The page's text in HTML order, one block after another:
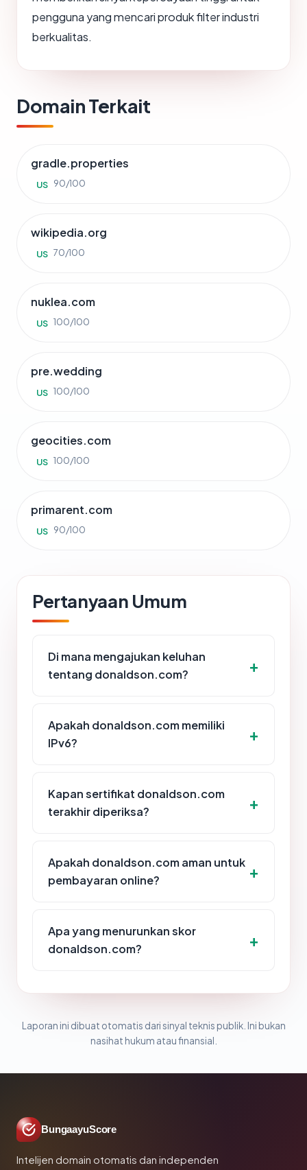
pengguna yang mencari produk filter industri
berkualitas.
Domain Terkait
gradle.properties
US 90/100
wikipedia.org
US 70/100
nuklea.com
US 100/100
pre.wedding
US 100/100
geocities.com
US 100/100
primarent.com
US 90/100
Pertanyaan Umum
Di mana mengajukan keluhan
tentang donaldson.com?
Apakah donaldson.com memiliki
IPv6?
Kapan sertifikat donaldson.com
terakhir diperiksa?
Apakah donaldson.com aman untuk
pembayaran online?
Apa yang menurunkan skor
donaldson.com?
Laporan ini dibuat otomatis dari sinyal teknis publik. Ini bukan
nasihat hukum atau finansial.
BungaayuScore
Intelijen domain otomatis dan independen